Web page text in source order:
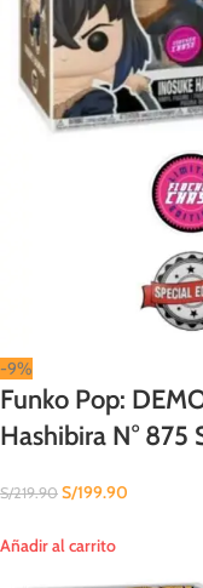
-9%
Funko Pop:
Hashibira N° 875
S/219.90 S/199.90
Añadir al carrito